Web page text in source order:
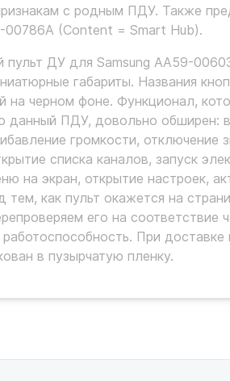
с родным ПДУ. Также
00786A (Content = Smart Hub).
пульт ДУ для Samsung AA59-
габариты. Названия
на черном фоне. Функционал,
данный ПДУ, довольно обширен:
громкости, отключение
списка каналов, запуск
на экран, открытие настроек,
тем, как пульт окажется на
его на соответствие
При доставке
в пузырчатую пленку.